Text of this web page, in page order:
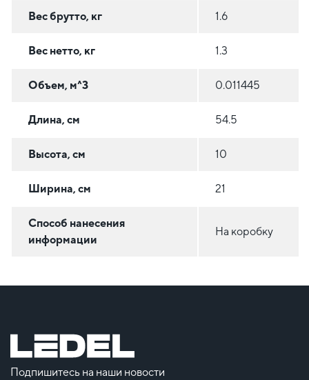
Вес брутто, кг 1.6
Вес нетто, кг 1.3
Объем, м^3 0.011445
Длина, см 54.5
Высота, см 10
Ширина, см 21
Способ нанесения
информации
На коробку
Подпишитесь на наши новости